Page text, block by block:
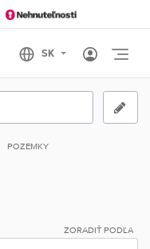
POZEMKY
ZORADIŤ PODĽA